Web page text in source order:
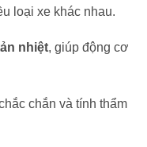
loại xe khác nhau.
nhiệt, giúp động cơ
chắn và tính thẩm